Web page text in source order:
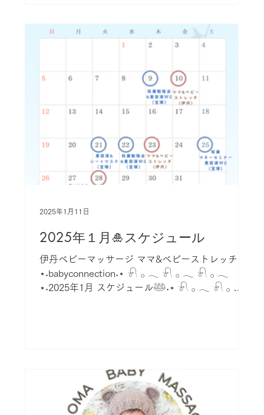
2025年１月🎍スケジュール
伊丹ベビーマッサージ ママ&ベビーストレッチ
⋆˖babyconnection˖⋆ 𓍯 𓂂 𓂃 𓍯 𓂂 𓂃 𓍯 𓂂 𓂃
⋆˖2025年1月 スケジュール𓅸˖⋆ 𓍯 𓂂 𓂃 𓍯 𓂂 𓂃
2025年1月11日